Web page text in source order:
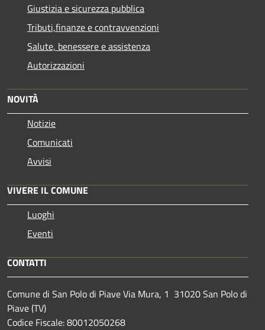
Giustizia e sicurezza pubblica
Tributi,finanze e contravvenzioni
Salute, benessere e assistenza
Autorizzazioni
NOVITÀ
Notizie
Comunicati
Avvisi
VIVERE IL COMUNE
Luoghi
Eventi
CONTATTI
Comune di San Polo di Piave Via Mura, 1 31020 San Polo di
Piave (TV)
Codice Fiscale: 80012050268